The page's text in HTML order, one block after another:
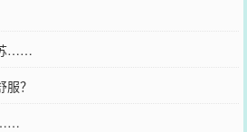
……
？
……